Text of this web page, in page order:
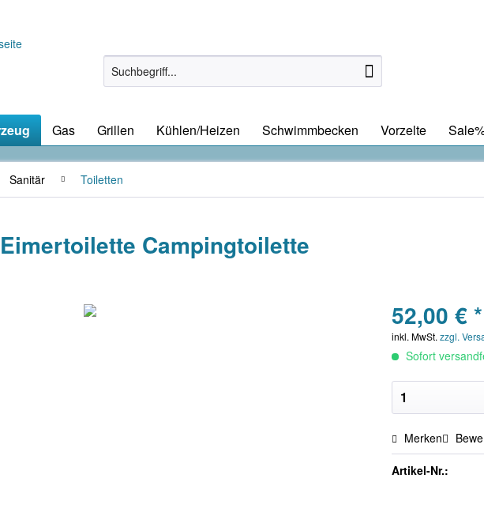
Gas Grillen Kühlen/Heizen Schwimmbecken Vorzelte
Sanitär Toiletten
Campingtoilette
52,00 € *
inkl. MwSt.zzgl.
Sofort
Merken
Artikel-Nr.: